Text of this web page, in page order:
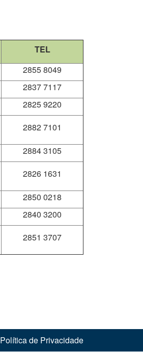
TEL
2855 8049
2837 7117
2825 9220
2882 7101
2884 3105
2826 1631
2850 0218
2840 3200
2851 3707
Política de Privacidade